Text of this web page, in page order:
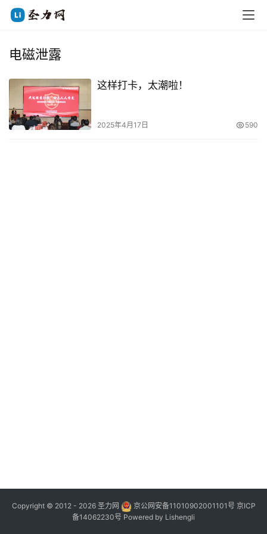
电磁泄露
这样打卡，太潮啦！
2025年4月17日 590
Copyright © 2012 - 2026 圣力网 京公网安备11010902001101号 京ICP
备14062230号 Powered by Lishengli